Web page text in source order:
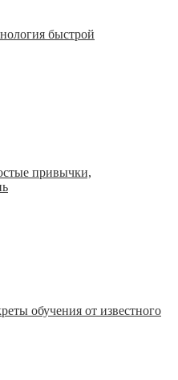
быстрой
привычки,
обучения от известного